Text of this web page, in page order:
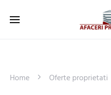
Home Oferte proprietati